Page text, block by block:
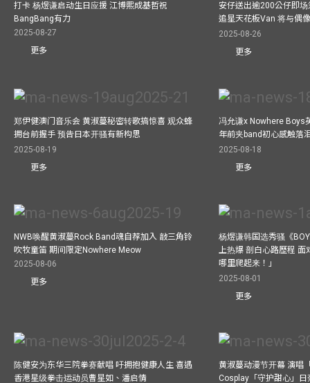
打卡 杨煜谦启动生日应援 江博熙成基哲祝
BangBang有力
2025-08-27
更多
安仔送出逾200公仔即
追星天花板Van 将与偶
2025-08-26
更多
郑伊健澳门音乐会 黄淑蔓秘密转歌搞惊喜 观众蜂
拥台前握手 预告日本开骚有新构思
2025-08-19
更多
冯允谦x Nowhere Boys
年前夹band初心感触落
2025-08-18
更多
NWB唤醒黄淑蔓Rock Band魂自荐加入 敲三角铃
吹牧童笛 期间限定Nowhere Meow
2025-08-06
更多
杨煜谦韩国选秀骚《
上热爆 剖白心路歷程
哪里爬起来！」
2025-08-01
更多
陈健安为东华三院拳赛献唱 吁拥抱健康人生 喜遇
香港星级拳击运动员曹星如、潘启情
黄淑蔓动漫节开幕 演唱
Cosplay「守护甜心」